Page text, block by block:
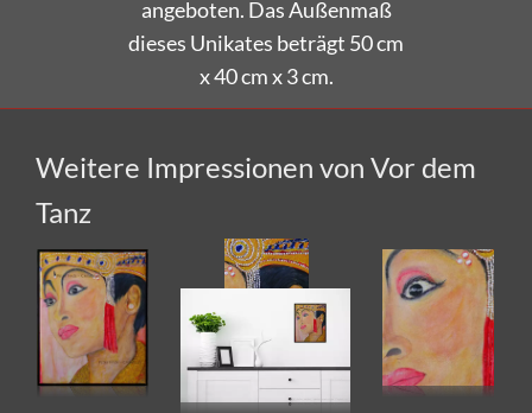
dieses Unikates beträgt 50 cm
x 40 cm x 3 cm.
Tanz